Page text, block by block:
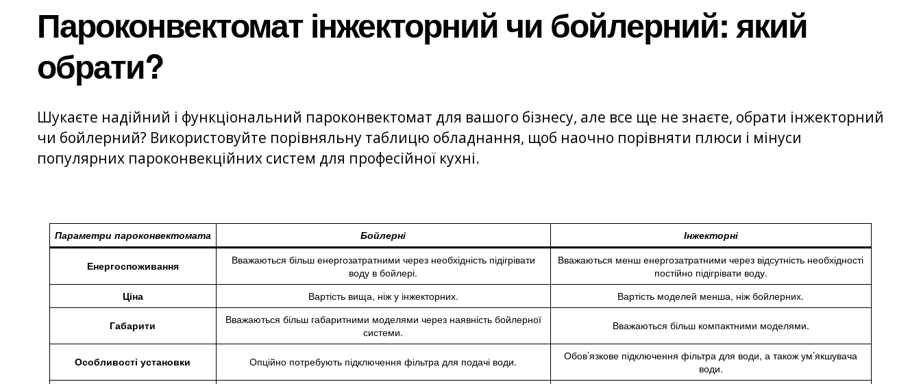
Пароконвектомат інжекторний чи бойлерний: який
обрати?
Шукаєте надійний і функціональний пароконвектомат для вашого бізнесу, але все ще не знаєте, обрати інжекторний
чи бойлерний? Використовуйте порівняльну таблицю обладнання, щоб наочно порівняти плюси і мінуси
популярних пароконвекційних систем для професійної кухні.
Параметри пароконвектомата Бойлерні Інжекторні
Енергоспоживання
Вважаються більш енергозатратними через необхідність підігрівати
воду в бойлері.
Вважаються менш енергозатратними через відсутність необхідності
постійно підігрівати воду.
Ціна
Вартість вища, ніж у інжекторних. Вартість моделей менша, ніж бойлерних.
Габарити
Вважаються більш габаритними моделями через наявність бойлерної
системи.
Вважаються більш компактними моделями.
Особливості установки Опційно потребують підключення фільтра для подачі води.
Обов’язкове підключення фільтра для води, а також ум’якшувача
води.